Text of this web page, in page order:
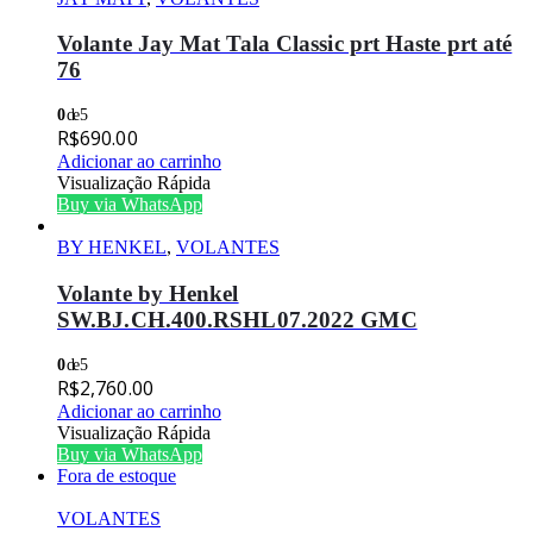
Volante Jay Mat Tala Classic prt Haste prt até
76
0de 5
R$690.00
Adicionar ao carrinho
Visualização Rápida
Buy via WhatsApp
BY HENKEL, VOLANTES
Volante by Henkel
SW.BJ.CH.400.RSHL07.2022 GMC
0de 5
R$2,760.00
Adicionar ao carrinho
Visualização Rápida
Buy via WhatsApp
Fora de estoque
VOLANTES